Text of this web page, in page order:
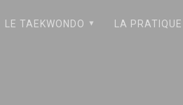
LE TAEKWONDO LA PRATIQUE